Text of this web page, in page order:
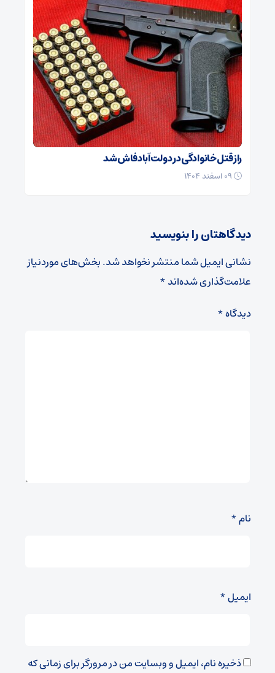
راز قتل خانوادگی در دولت‌آباد فاش شد
دیدگاهتان را بنویسید
نشانی ایمیل شما منتشر نخواهد شد.بخش‌های موردنیاز
علامت‌گذاری شده‌اند*
دیدگاه*
نام*
ایمیل*
ذخیره نام، ایمیل و وبسایت من در مرورگر برای زمانی که